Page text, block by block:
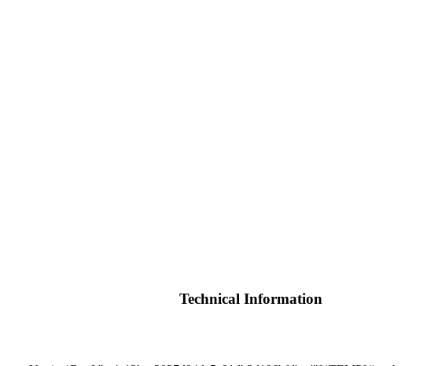
Technical Information